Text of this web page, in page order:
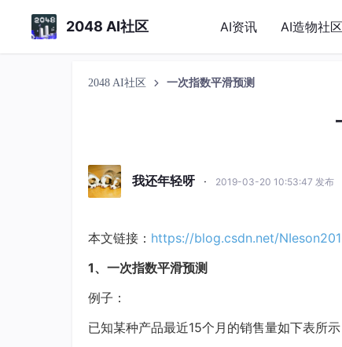
2048 AI社区 AI资讯 AI造物社区
2048 AI社区 一次指数平滑预测
我还年轻呀 · 2019-03-20 10:53:47 发布
本文链接： https://blog.csdn.net/
1、一次指数平滑预测
例子：
已知某种产品最近15个月的销售量如下表所示